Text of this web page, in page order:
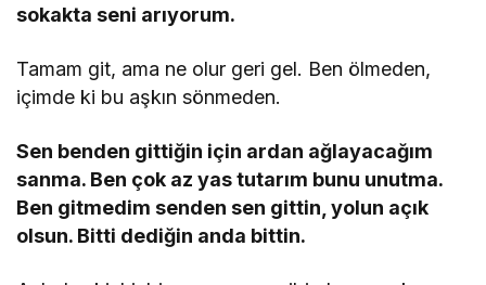
sokakta seni arıyorum.
Tamam git, ama ne olur geri gel. Ben ölmeden,
içimde ki bu aşkın sönmeden.
Sen benden gittiğin için ardan ağlayacağım
sanma. Ben çok az yas tutarım bunu unutma.
Ben gitmedim senden sen gittin, yolun açık
olsun. Bitti dediğin anda bittin.